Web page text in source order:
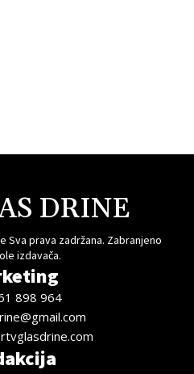
DRINE
Sva prava zadržana. Zabranjeno
izdavača.
898 964